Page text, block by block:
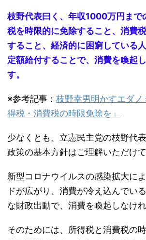
枝野代表曰く、年収1000万円まで
税を時限的に免除すること、消費
すること、経済的に困窮している
定額給付することで、消費を喚起
す。
※参考記事： 枝野幸男明かすエダ
得税・消費税の時限免除を」
少なくとも、立憲民主党の枝野代
政策の基本方針はご理解いただけて
新型コロナウイルスの感染拡大に
ドが広がり、消費が冷え込んでい
な財政出動で、消費を喚起しなけ
そのためには、所得税と消費税の